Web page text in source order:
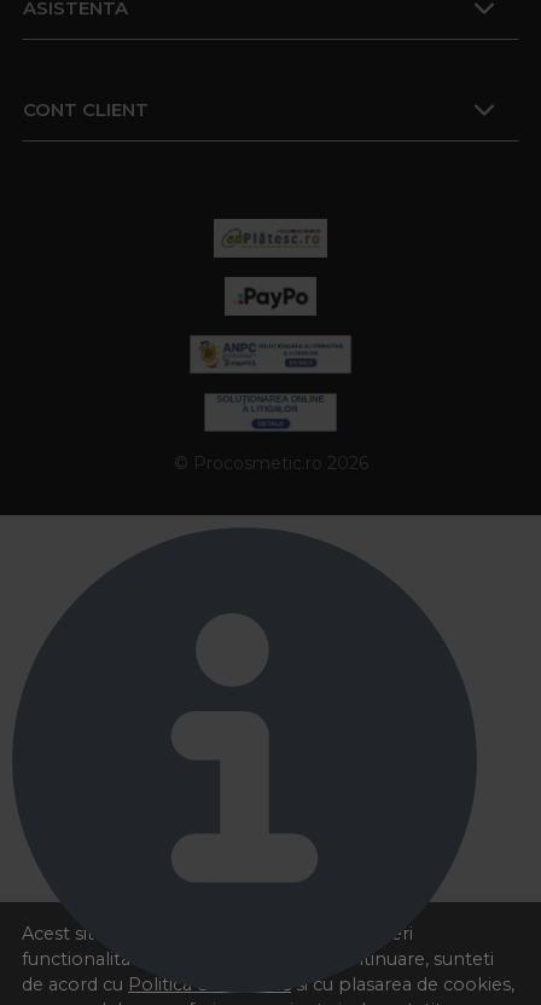
Acest site foloseste cookies pentru a va oferi
functionalitatea dorita. Navigand in continuare, sunteti
de acord cu Politica de cookies si cu plasarea de cookies,
ASISTENTA
CONT CLIENT
© Procosmetic.ro 2026